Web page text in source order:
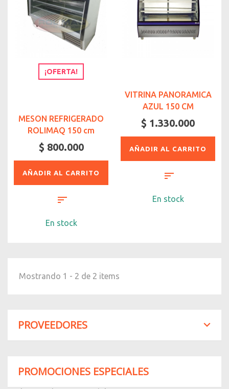
¡OFERTA!
MESON REFRIGERADO
ROLIMAQ 150 cm
$ 800.000
AÑADIR AL CARRITO
En stock
VITRINA PANORAMICA
AZUL 150 CM
$ 1.330.000
AÑADIR AL CARRITO
En stock
Mostrando 1 - 2 de 2 items
PROVEEDORES
PROMOCIONES ESPECIALES